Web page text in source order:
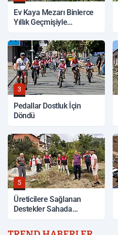
Ev Kaya Mezarı Binlerce
Yıllık Geçmişiyle
3
Pedallar Dostluk İçin
Döndü
5
Üreticilere Sağlanan
Destekler Sahada